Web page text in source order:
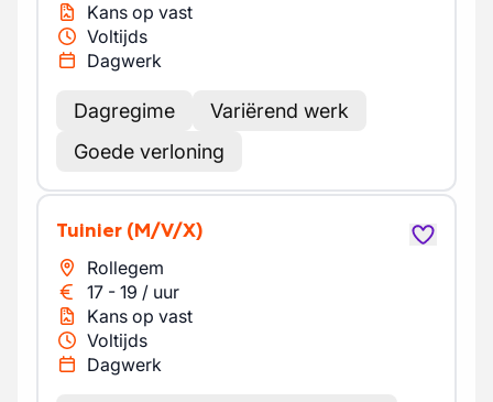
Kans op vast
Voltijds
Dagwerk
Dagregime
Variërend werk
Goede verloning
Tuinier (M/V/X)
Rollegem
17 - 19 / uur
Kans op vast
Voltijds
Dagwerk